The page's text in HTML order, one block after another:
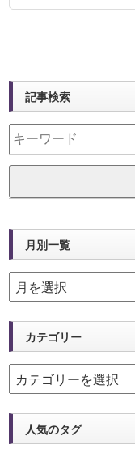
記事検索
月別一覧
カテゴリー
人気のタグ